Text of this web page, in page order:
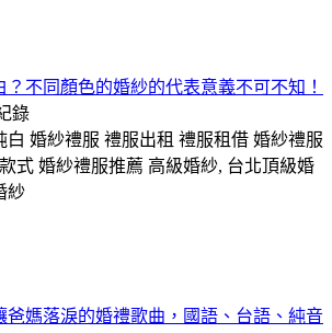
不同顏色的婚紗的代表意義不可不知！
錄
爸媽落淚的婚禮歌曲，國語、台語、純音